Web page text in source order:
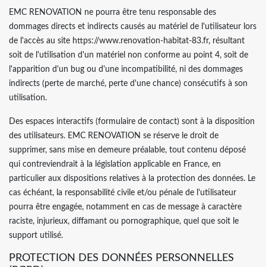
EMC RENOVATION ne pourra être tenu responsable des
dommages directs et indirects causés au matériel de l'utilisateur lors
de l'accès au site https://www.renovation-habitat-83.fr, résultant
soit de l'utilisation d'un matériel non conforme au point 4, soit de
l'apparition d'un bug ou d'une incompatibilité, ni des dommages
indirects (perte de marché, perte d'une chance) consécutifs à son
utilisation.
Des espaces interactifs (formulaire de contact) sont à la disposition
des utilisateurs. EMC RENOVATION se réserve le droit de
supprimer, sans mise en demeure préalable, tout contenu déposé
qui contreviendrait à la législation applicable en France, en
particulier aux dispositions relatives à la protection des données. Le
cas échéant, la responsabilité civile et/ou pénale de l'utilisateur
pourra être engagée, notamment en cas de message à caractère
raciste, injurieux, diffamant ou pornographique, quel que soit le
support utilisé.
PROTECTION DES DONNÉES PERSONNELLES